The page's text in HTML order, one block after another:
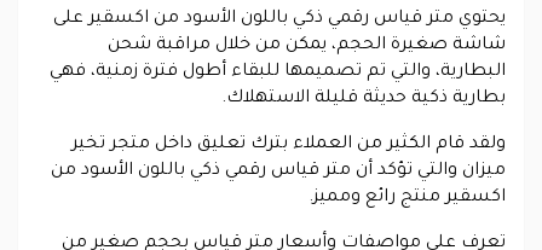
يحتوي متر قياس رقمي ذكي باللون الأسود من اكسقير على
شاشة صغيرة الحجم، يمكن من خلال مراقبة شحن
البطارية، والتي تم تصميمها للبقاء أطول فترة زمنية، فهي
بطارية ذكية حديثة قليلة الاستهلاك.
ولقد قام الكثير من العملاء بترك تعليق داخل متجر تخير
ميزان والتي تؤكد أن متر قياس رقمي ذكي باللون الأسود من
اكسقير منتج رائع ومميز.
تعرف على مواصفات وأسعار متر قياس بحجم صغير من